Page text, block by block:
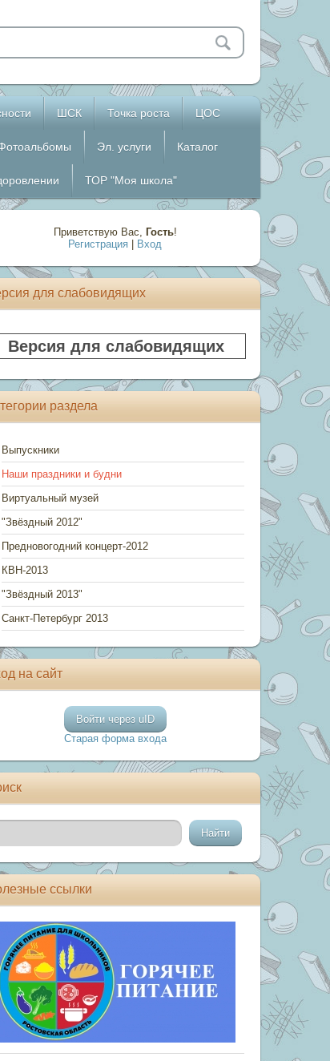
ШСК Точка роста ЦОС
Эл. услуги Каталог
ТОР "Моя школа"
Приветствую Вас, Гость!
Регистрация
Вход
для слабовидящих
Версия для слабовидящих
раздела
Выпускники
Наши праздники и будни
Виртуальный музей
"Звёздный 2012"
Предновогодний концерт-2012
КВН-2013
"Звёздный 2013"
Санкт-Петербург 2013
на сайт
Войти через uID
Старая форма входа
ссылки